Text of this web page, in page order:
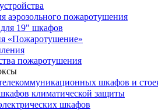
аэрозольного пожаротушения
19" шкафов
«Пожаротушение»
пожаротушения
шкафов и
климатической защиты
шкафов